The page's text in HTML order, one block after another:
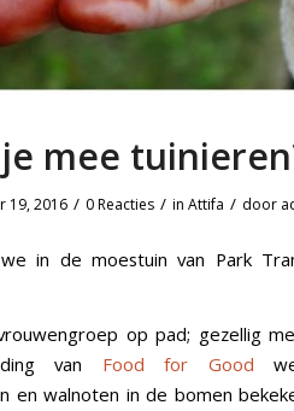
je mee
19, 2016 / 0 Reacties / in Attifa / door
in de moestuin van Park
op pad; gezellig
van Food for Good
en walnoten in de bomen